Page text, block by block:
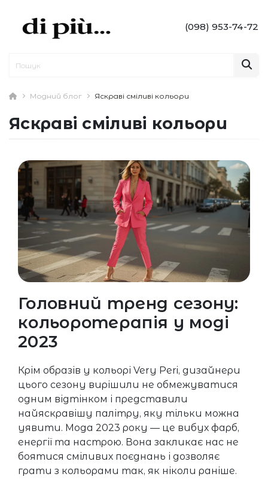
(098) 953-74-72
Модний блог Яскраві сміливі кольори
Яскраві сміливі кольори
Головний тренд сезону:
кольоротерапія у моді
2023
Крім образів у кольорі Very Peri, дизайнери
цього сезону вирішили не обмежуватися
одним відтінком і представили
найяскравішу палітру, яку тільки можна
уявити. Мода 2023 року — це вибух фарб,
енергії та настрою. Вона закликає нас не
боятися сміливих поєднань і дозволяє
грати з кольорами так, як ніколи раніше.